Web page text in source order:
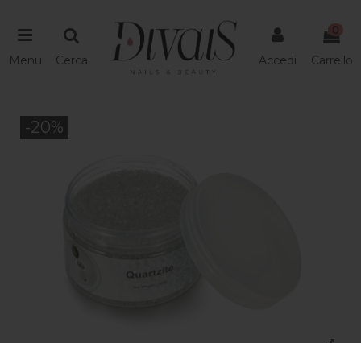
Menu Cerca Accedi
0
Carrello
-20%